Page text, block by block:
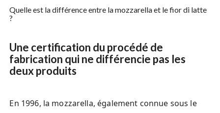
Quelle est la différence entre la mozzarella et le fior di latte
?
Une certification du procédé de
fabrication qui ne différencie pas les
deux produits
En 1996, la mozzarella, également connue sous le